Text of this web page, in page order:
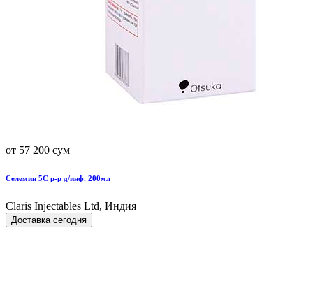
от 57 200 сум
Селемин 5С р-р д/инф. 200мл
Claris Injectables Ltd, Индия
Доставка сегодня